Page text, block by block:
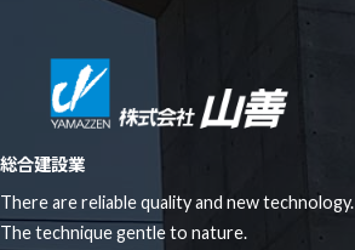
総合建設業
There are reliable quality and new technology.
The technique gentle to nature.